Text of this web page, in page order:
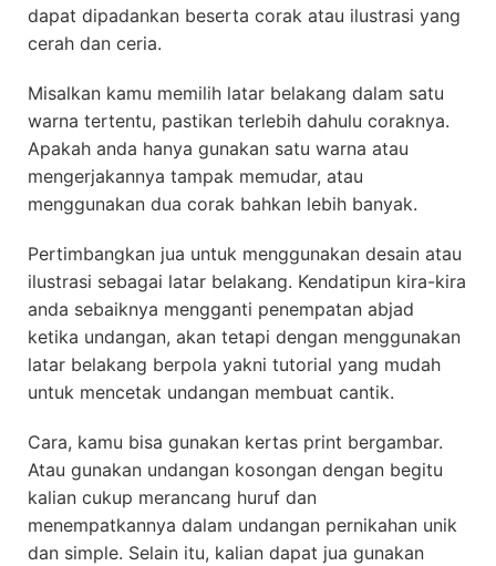
dapat dipadankan beserta corak atau ilustrasi yang
cerah dan ceria.
Misalkan kamu memilih latar belakang dalam satu
warna tertentu, pastikan terlebih dahulu coraknya.
Apakah anda hanya gunakan satu warna atau
mengerjakannya tampak memudar, atau
menggunakan dua corak bahkan lebih banyak.
Pertimbangkan jua untuk menggunakan desain atau
ilustrasi sebagai latar belakang. Kendatipun kira-kira
anda sebaiknya mengganti penempatan abjad
ketika undangan, akan tetapi dengan menggunakan
latar belakang berpola yakni tutorial yang mudah
untuk mencetak undangan membuat cantik.
Cara, kamu bisa gunakan kertas print bergambar.
Atau gunakan undangan kosongan dengan begitu
kalian cukup merancang huruf dan
menempatkannya dalam undangan pernikahan unik
dan simple. Selain itu, kalian dapat jua gunakan